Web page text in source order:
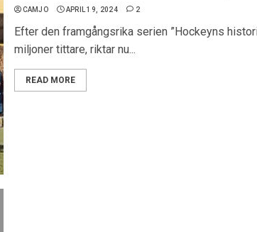
CAMJO APRIL 19, 2024 2
Efter den framgångsrika serien ”Hockeyns
miljoner tittare, riktar nu...
READ MORE